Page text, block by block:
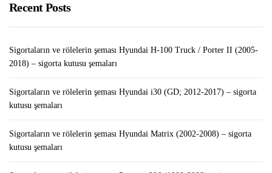
Recent Posts
Sigortaların ve rölelerin şeması Hyundai H-100 Truck / Porter II (2005-
2018) – sigorta kutusu şemaları
Sigortaların ve rölelerin şeması Hyundai i30 (GD; 2012-2017) – sigorta
kutusu şemaları
Sigortaların ve rölelerin şeması Hyundai Matrix (2002-2008) – sigorta
kutusu şemaları